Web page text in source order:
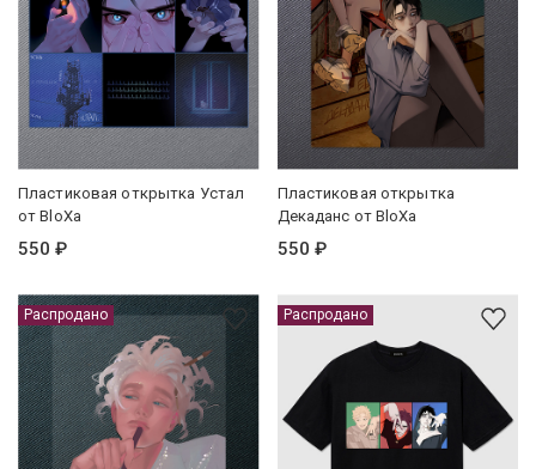
Пластиковая открытка Устал
от BloXa
550 ₽
Пластиковая открытка
Декаданс от BloXa
550 ₽
Распродано Распродано